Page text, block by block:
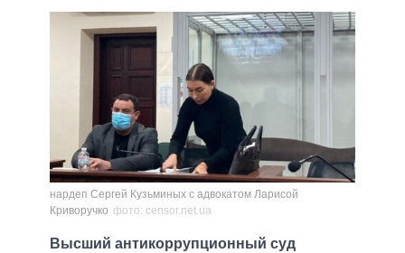
нардеп Сергей Кузьминых с адвокатом Ларисой
Криворучко фото: censor.net.ua
Высший антикоррупционный суд